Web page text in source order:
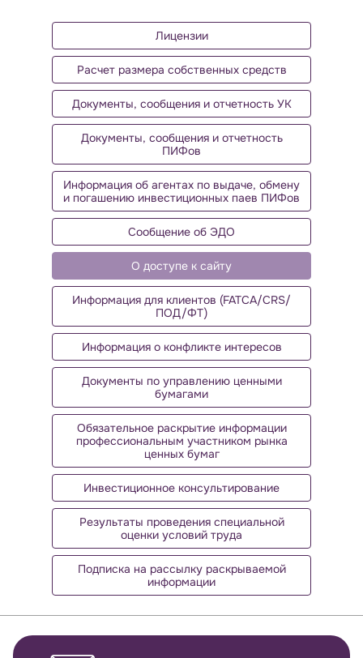
Лицензии
Расчет размера собственных средств
Документы, сообщения и отчетность УК
Документы, сообщения и отчетность
ПИФов
Информация об агентах по выдаче, обмену
и погашению инвестиционных паев ПИФов
Сообщение об ЭДО
О доступе к сайту
Информация для клиентов (FATCA/CRS/
ПОД/ФТ)
Информация о конфликте интересов
Документы по управлению ценными
бумагами
Обязательное раскрытие информации
профессиональным участником рынка
ценных бумаг
Инвестиционное консультирование
Результаты проведения специальной
оценки условий труда
Подписка на рассылку раскрываемой
информации
Обратная связь